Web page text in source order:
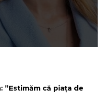
”Estimăm că piața de